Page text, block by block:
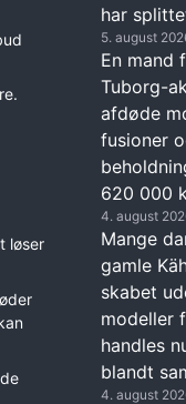
løser
har
5. august
En mand
Tuborg-
afdøde
fusioner
620 000
4. august
Mange
gamle
skabet
modeller
handles
blandt
4. august